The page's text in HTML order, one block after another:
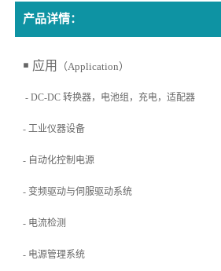
产品详情：
￭ 应用 （Application）
- DC-DC 转换器，电池组，充电，适配器
- 工业仪器设备
- 自动化控制电源
- 变频驱动与伺服驱动系统
- 电流检测
- 电源管理系统